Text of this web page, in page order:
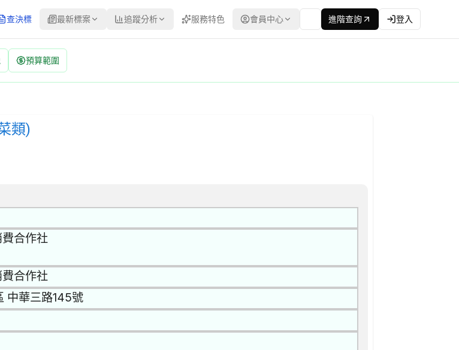
查決標 最新標案 追蹤分析 服務特色 會員中心 進階查詢 登入
預算範圍
11 | 選擇性招標(建立合格廠商名單後續邀標) 公告
招標(建立合格廠商名單後續邀標) | 決標方式：最低標 | 資料來源：台灣政府電子採購網（公共工程委
類)
合作社
合作社
中華三路145號